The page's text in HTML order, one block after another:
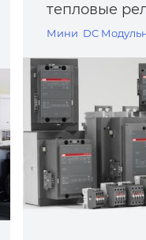
тепловые
Мини DC